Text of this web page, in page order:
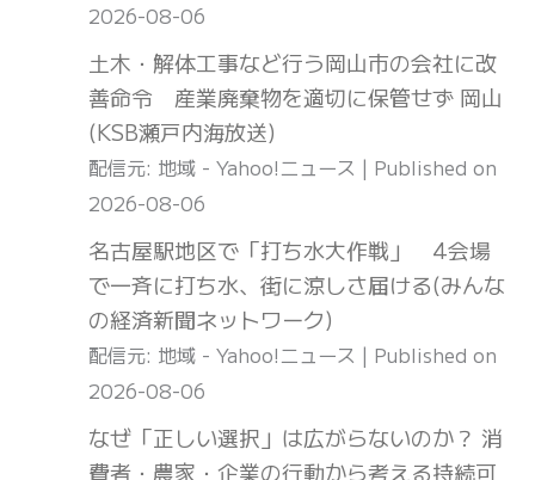
2026-08-06
土木・解体工事など行う岡山市の会社に改
善命令 産業廃棄物を適切に保管せず 岡山
(KSB瀬戸内海放送)
配信元: 地域 - Yahoo!ニュース
Published on
2026-08-06
名古屋駅地区で「打ち水大作戦」 4会場
で一斉に打ち水、街に涼しさ届ける(みんな
の経済新聞ネットワーク)
配信元: 地域 - Yahoo!ニュース
Published on
2026-08-06
なぜ「正しい選択」は広がらないのか？ 消
費者・農家・企業の行動から考える持続可